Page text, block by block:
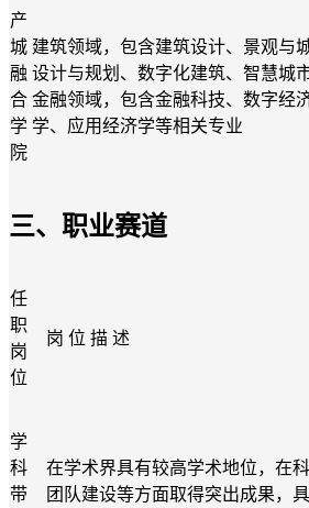
产
城
融
合
学
院
建筑领域，包含建筑设计、景观与
设计与规划、数字化建筑、智慧城
金融领域，包含金融科技、数字经
学、应用经济学等相关专业
三、 职业赛道
任
职
岗
位
岗 位 描 述
学
科
带
在学术界具有较高学术地位，在
团队建设等方面取得突出成果，